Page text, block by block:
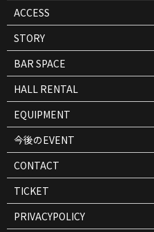
ACCESS
STORY
BAR SPACE
HALL RENTAL
EQUIPMENT
今後のEVENT
CONTACT
TICKET
PRIVACYPOLICY